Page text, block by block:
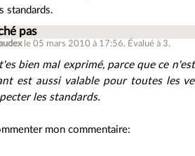
standards.
pas
le 05 mars 2010 à 17:56. Évalué à 3.
bien mal exprimé, parce que ce
est aussi valable pour toutes les
les standards.
mon commentaire: